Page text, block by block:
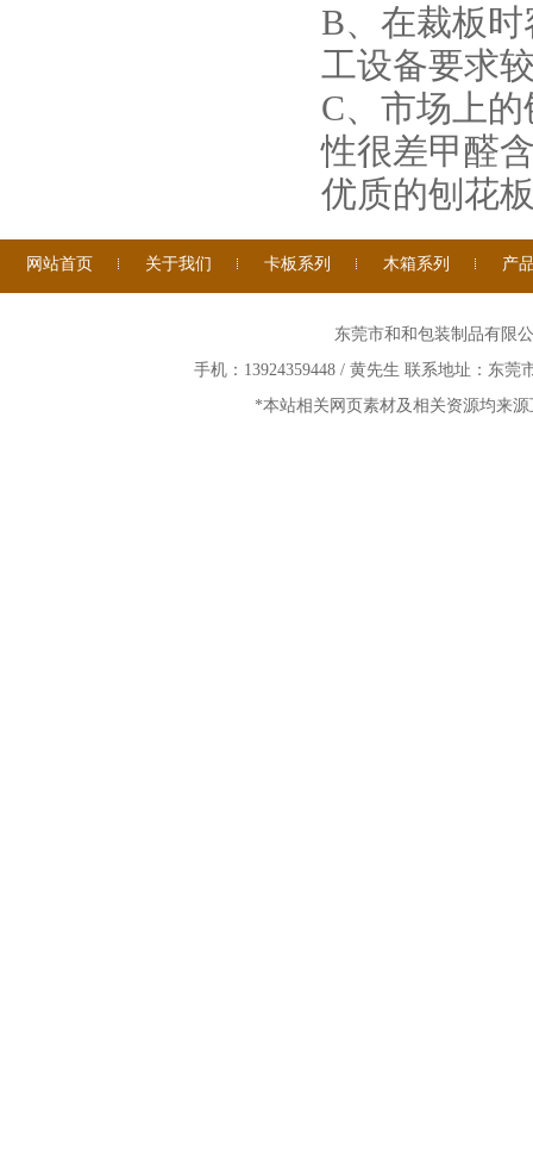
B、在裁板
工设备要求
C、市场上
性很差甲醛
优质的刨花
网站首页 关于我们 卡板系列 木箱系列 产
东莞市和和包装制品有
手机：13924359448 / 黄先生 联系地址：东
*本站相关网页素材及相关资源均来